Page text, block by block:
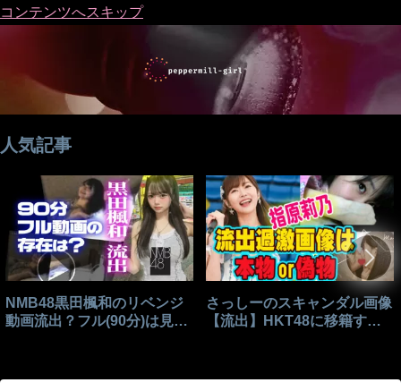
コンテンツへスキップ
人気記事
NMB48黒田楓和のリベンジ
動画流出？フル(90分)は見れ
さっしーのスキャンダル画像
【流出】HKT48に移籍する